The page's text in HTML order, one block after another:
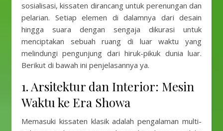
sosialisasi, kissaten dirancang untuk perenungan dan
pelarian. Setiap elemen di dalamnya dari desain
hingga suara dengan sengaja dikurasi untuk
menciptakan sebuah ruang di luar waktu yang
melindungi pengunjung dari hiruk-pikuk dunia luar.
Berikut di bawah ini penjelasannya ya.
1. Arsitektur dan Interior: Mesin
Waktu ke Era Showa
Memasuki kissaten klasik adalah pengalaman multi-